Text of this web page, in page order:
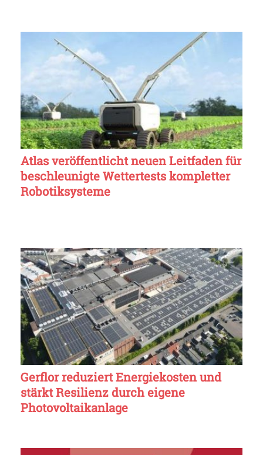
Atlas veröffentlicht neuen Leitfaden für
beschleunigte Wettertests kompletter
Robotiksysteme
Gerflor reduziert Energiekosten und
stärkt Resilienz durch eigene
Photovoltaikanlage